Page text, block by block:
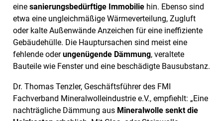
eine sanierungsbedürftige Immobilie hin. Ebenso sind
etwa eine ungleichmäßige Wärmeverteilung, Zugluft
oder kalte Außenwände Anzeichen für eine ineffiziente
Gebäudehülle. Die Hauptursachen sind meist eine
fehlende oderungenügende Dämmung, veraltete
Bauteile wie Fenster und eine beschädigte Bausubstanz.
Dr. Thomas Tenzler, Geschäftsführer des FMI
Fachverband Mineralwolleindustrie e.V., empfiehlt: „Eine
nachträgliche Dämmung aus Mineralwolle senkt die